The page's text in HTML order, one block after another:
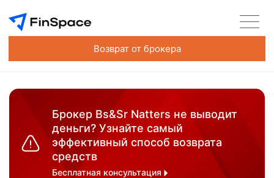
Возврат от брокера
Брокер Bs&Sr Natters не выводит
деньги? Узнайте самый
эффективный способ возврата
средств
Бесплатная консультация